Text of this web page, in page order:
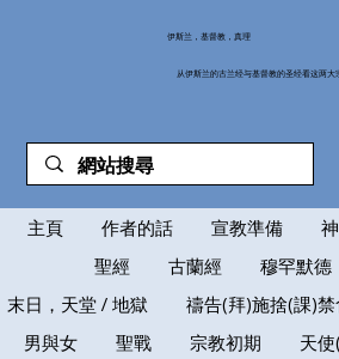
伊斯兰，基督教，真理
从伊斯兰的古兰经与基督教的圣经看这两大
主頁 作者的話 宣教準備
聖經
古蘭經 穆罕默德
末日，天堂 / 地獄
禱告(拜)施捨(課)
男與女
聖戰 宗教初期 天